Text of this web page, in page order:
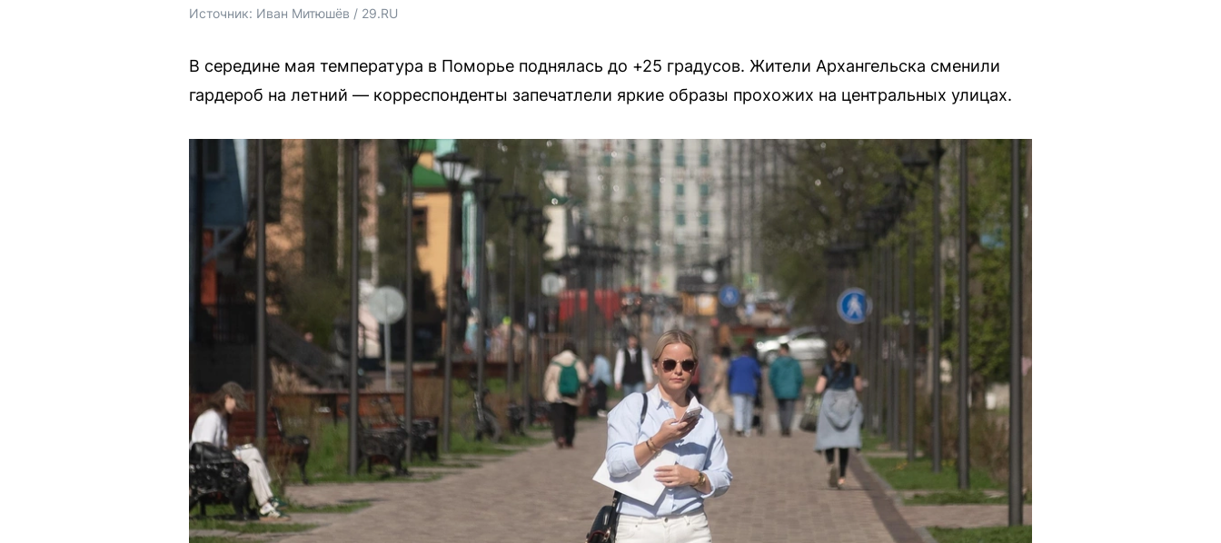
Источник: Иван Митюшёв / 29.RU
В середине мая температура в Поморье поднялась до +25 градусов. Жители Архангельска сменили
гардероб на летний — корреспонденты запечатлели яркие образы прохожих на центральных улицах.